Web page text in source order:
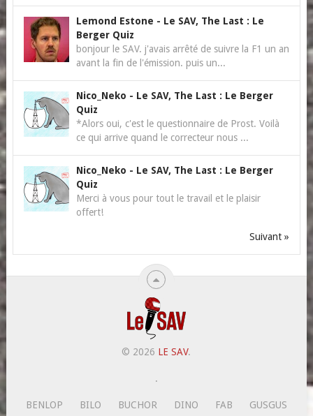
Lemond Estone - Le SAV, The Last : Le
Berger Quiz
bonjour le SAV. j'avais arrêté de suivre la F1 un an
avant la fin de l'émission. puis un...
Nico_Neko - Le SAV, The Last : Le Berger
Quiz
*Alors oui, c'est le questionnaire de Prost. Voilà
ce qui arrive quand le correcteur nous ...
Nico_Neko - Le SAV, The Last : Le Berger
Quiz
Merci à vous pour tout le travail et le plaisir
offert!
Suivant »
© 2026 LE SAV.
.
BENLOP BILO BUCHOR DINO FAB
GUSGUS